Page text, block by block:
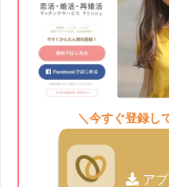
＼今すぐ登録し
ア